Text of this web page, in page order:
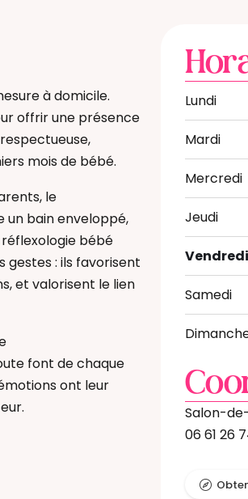
à domicile.
offrir une présence
mois de bébé.
le
un bain enveloppé,
bébé
gestes : ils favorisent
et valorisent le lien
font de chaque
ont leur
Lundi
Mardi
Mercredi
Jeudi
Vendredi
Samedi
Salon-
06 61 26